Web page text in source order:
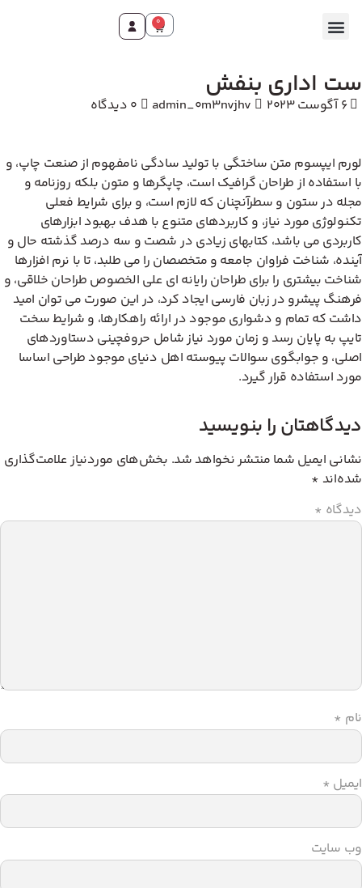
0
اداری بنفش
6 آگوست 2023 admin_0m3nvjhv 0 دیدگاه
ایپسوم متن ساختگی با تولید سادگی نامفهوم از صنعت چاپ، و
استفاده از طراحان گرافیک است، چاپگرها و متون بلکه روزنامه و
در ستون و سطرآنچنان که لازم است، و برای شرایط فعلی
مورد نیاز، و کاربردهای متنوع با هدف بهبود ابزارهای
می باشد، کتابهای زیادی در شصت و سه درصد گذشته حال و
شناخت فراوان جامعه و متخصصان را می طلبد، تا با نرم افزارها
بیشتری را برای طراحان رایانه ای علی الخصوص طراحان خلاقی، و
پیشرو در زبان فارسی ایجاد کرد، در این صورت می توان امید
که تمام و دشواری موجود در ارائه راهکارها، و شرایط سخت
به پایان رسد و زمان مورد نیاز شامل حروفچینی دستاوردهای
و جوابگوی سوالات پیوسته اهل دنیای موجود طراحی اساسا
استفاده قرار گیرد.
را بنویسید
ایمیل شما منتشر نخواهد شد.بخش‌های موردنیاز علامت‌گذاری
*
*
*
*
سایت